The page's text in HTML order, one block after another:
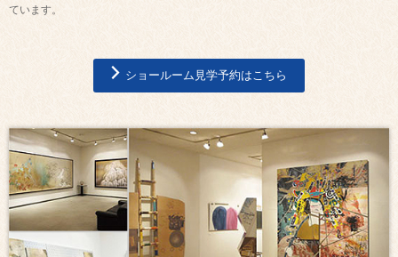
ています。
ショールーム見学予約はこちら